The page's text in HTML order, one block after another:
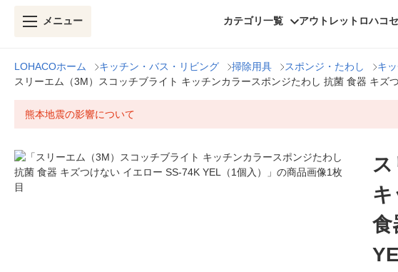
メニュー カテゴリ一覧 アウトレット ロハコ
LOHACOホーム キッチン・バス・リビング 掃除用具 スポンジ・たわし
キ
スリーエム（3M）スコッチブライト キッチンカラースポンジたわし 抗菌 食器 キズ
熊本地震の影響について
ス
食